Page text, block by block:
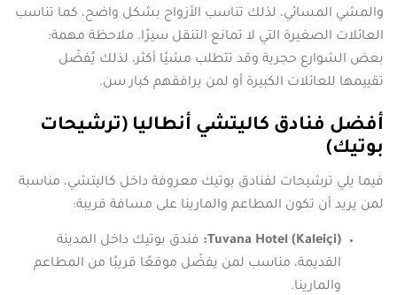
والمشي المسائي، لذلك تناسب الأزواج بشكل واضح، كما تناسب
العائلات الصغيرة التي لا تمانع التنقل سيرًا. ملاحظة مهمة:
بعض الشوارع حجرية وقد تتطلب مشيًا أكثر، لذلك يُفضّل
تقييمها للعائلات الكبيرة أو لمن يرافقهم كبار سن.
أفضل فنادق كاليتشي أنطاليا (ترشيحات
بوتيك)
فيما يلي ترشيحات لفنادق بوتيك معروفة داخل كاليتشي، مناسبة
لمن يريد أن تكون المطاعم والمارينا على مسافة قريبة:
Tuvana Hotel (Kaleiçi):
فندق بوتيك داخل المدينة
القديمة، مناسب لمن يفضّل موقعًا قريبًا من المطاعم
والمارينا.